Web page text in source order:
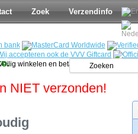
Zoek Verzendinfo
NIET verzonden!